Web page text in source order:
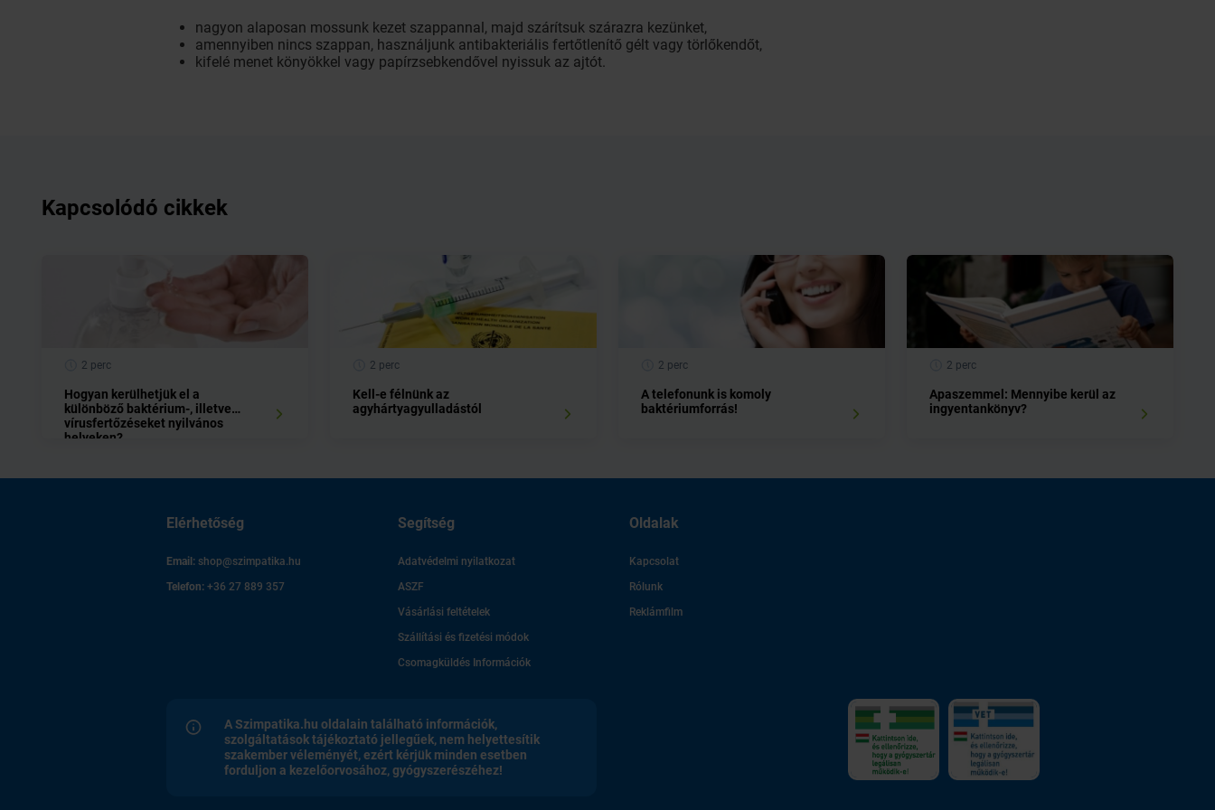
nagyon alaposan mossunk kezet szappannal, majd szárítsuk szárazra kezünket,
amennyiben nincs szappan, használjunk antibakteriális fertőtlenítő gélt vagy törlőkendőt,
kifelé menet könyökkel vagy papírzsebkendővel nyissuk az ajtót.
Kapcsolódó cikkek
2 perc
Hogyan kerülhetjük el a
különböző baktérium-, illetve
vírusfertőzéseket nyilvános
helyeken?
2 perc
Kell-e félnünk az
agyhártyagyulladástól
2 perc
A telefonunk is komoly
baktériumforrás!
2 perc
Apaszemmel: Mennyibe kerül az
ingyentankönyv?
Elérhetőség
Email: shop@szimpatika.hu
Telefon: +36 27 889 357
Segítség
Adatvédelmi nyilatkozat
ASZF
Vásárlási feltételek
Szállítási és fizetési módok
Csomagküldés Információk
Oldalak
Kapcsolat
Rólunk
Reklámfilm
A Szimpatika.hu oldalain található információk,
szolgáltatások tájékoztató jellegűek, nem helyettesítik
szakember véleményét, ezért kérjük minden esetben
forduljon a kezelőorvosához, gyógyszerészéhez!